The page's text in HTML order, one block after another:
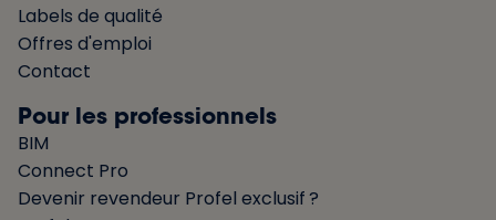
Labels de qualité
Offres d'emploi
Contact
Pour les professionnels
BIM
Connect Pro
Devenir revendeur Profel exclusif ?